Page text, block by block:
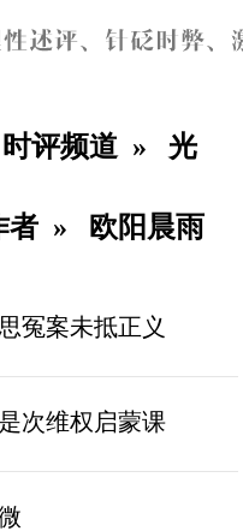
时评频道 » 光
者 » 欧阳晨雨
冤案未抵正义
次维权启蒙课